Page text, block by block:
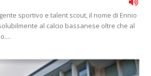
sportivo e talent scout, il nome di Ennio
al calcio bassanese oltre che al